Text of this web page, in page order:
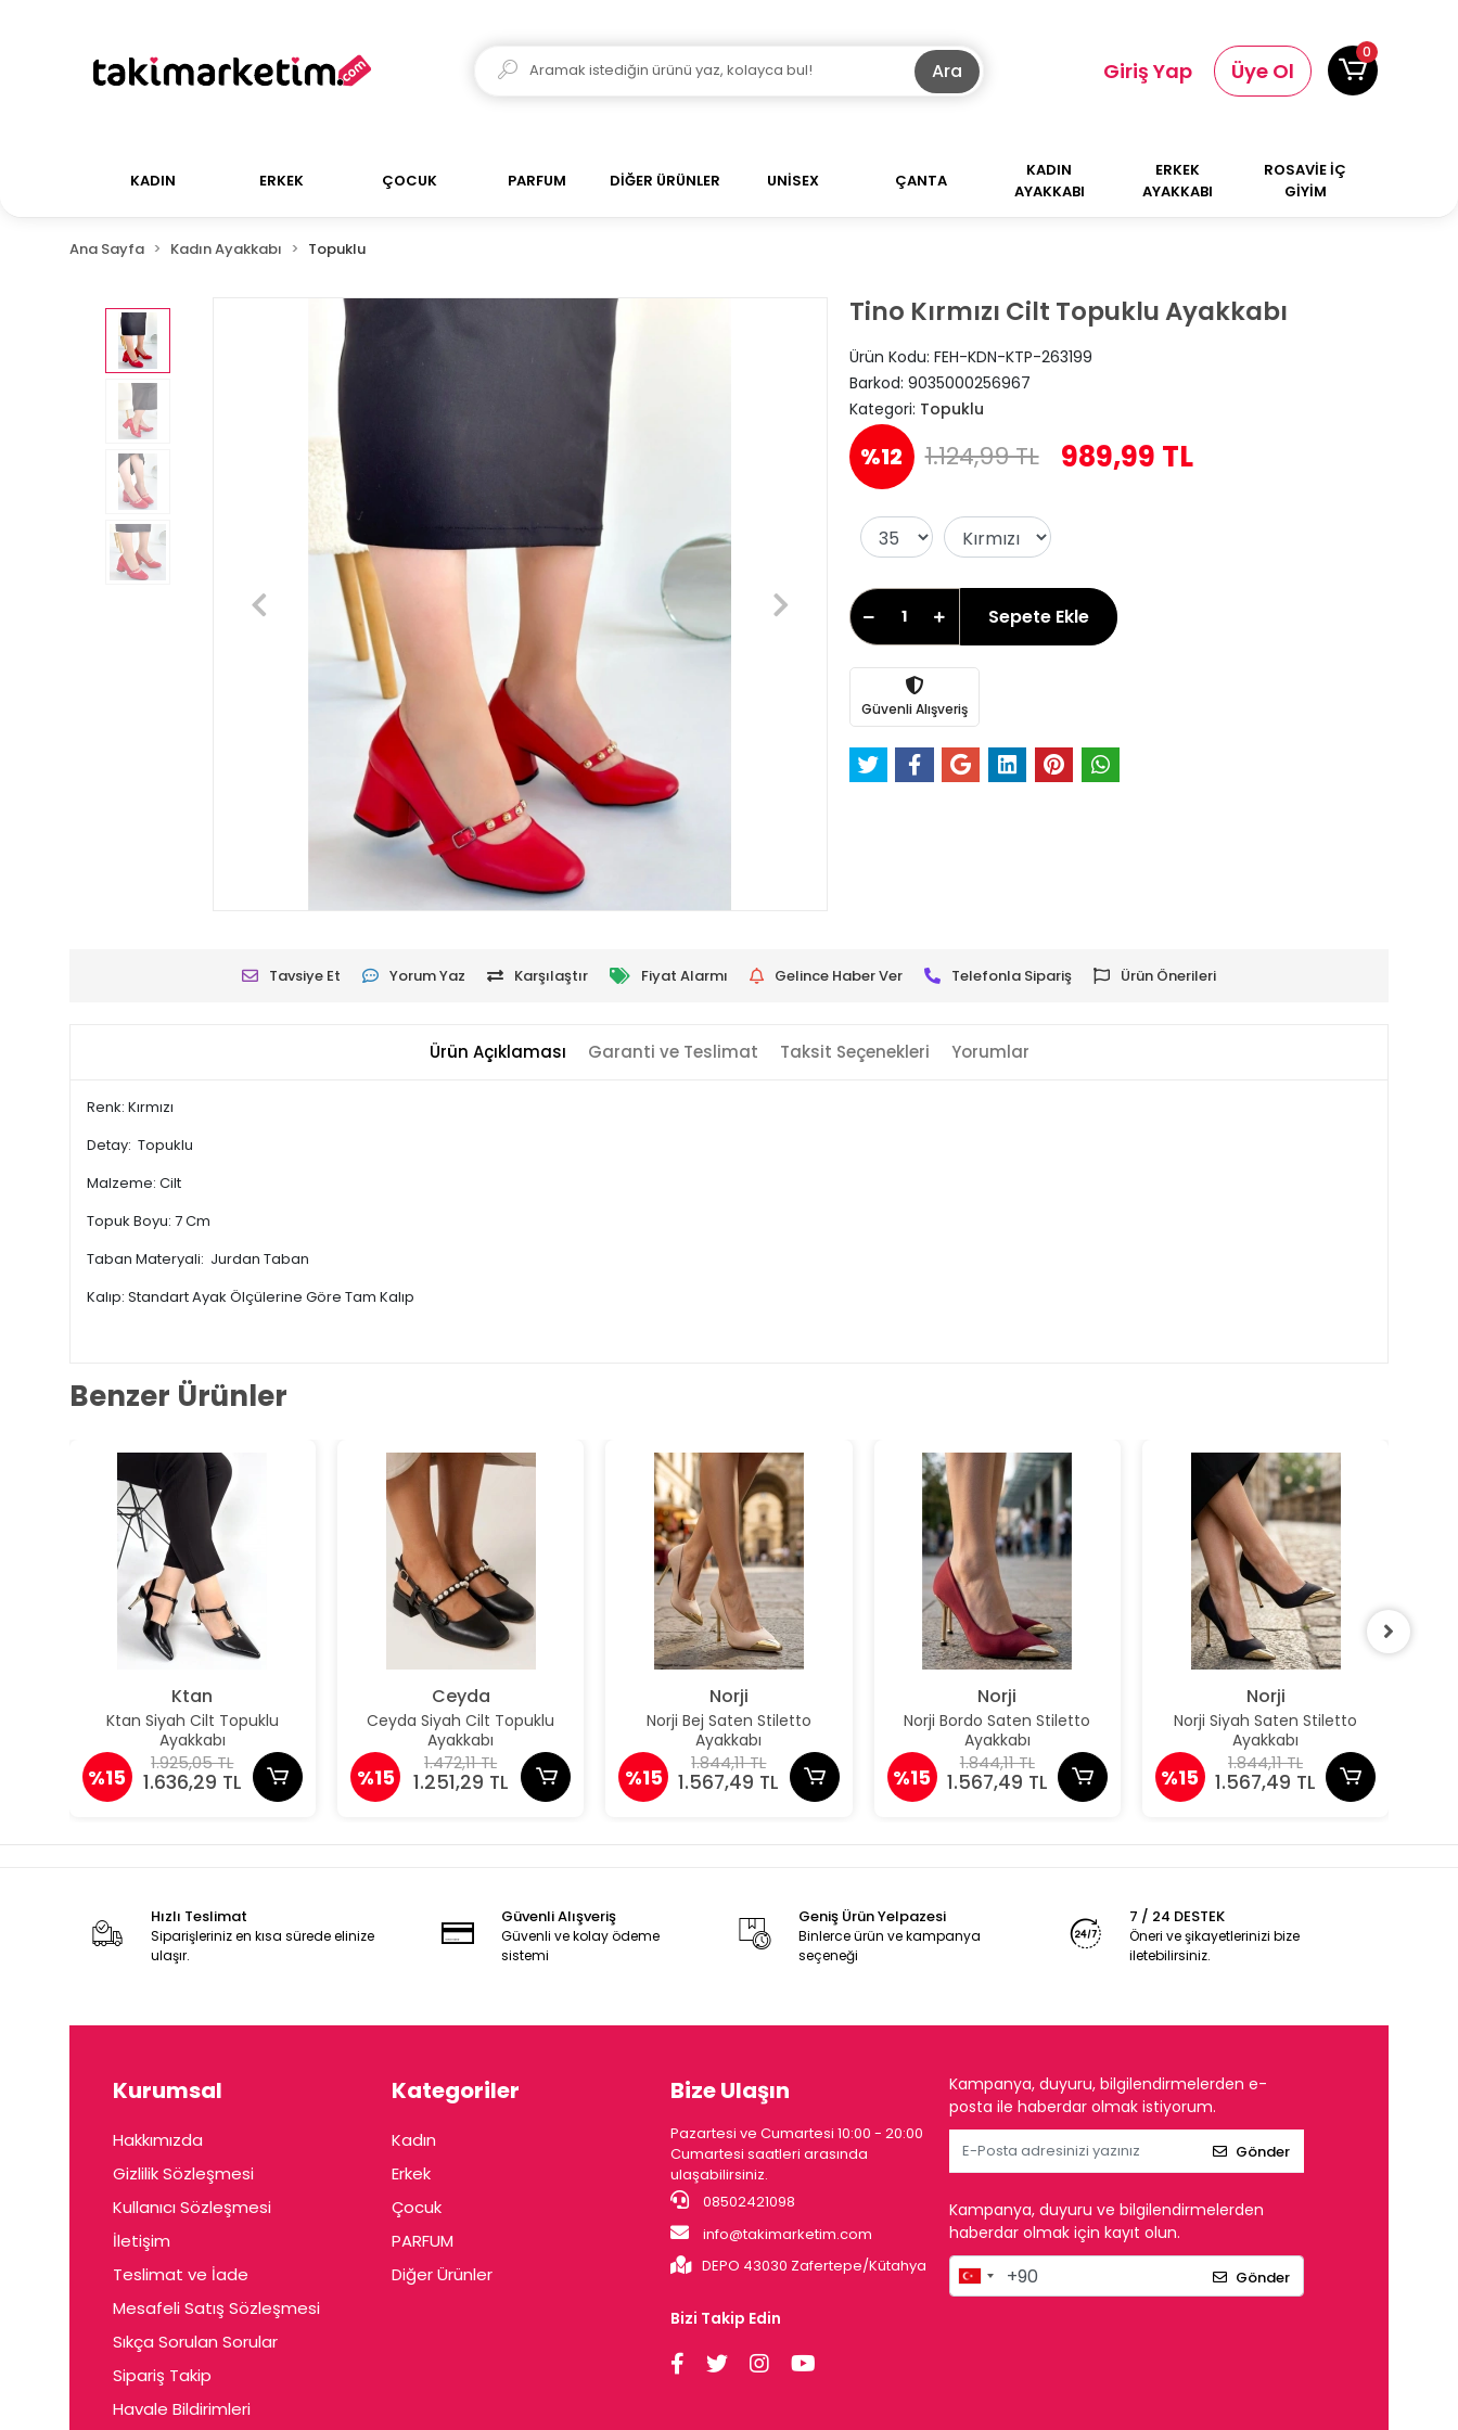
Ara Giriş Yap Üye Ol
0
KADIN ERKEK ÇOCUK PARFUM DİĞER ÜRÜNLER UNİSEX ÇANTA
KADIN
AYAKKABI
ERKEK
AYAKKABI
ROSAVİE İÇ
GİYİM
Ana Sayfa Kadın Ayakkabı Topuklu
Tino Kırmızı Cilt Topuklu Ayakkabı
Ürün Kodu: FEH-KDN-KTP-263199
Barkod: 9035000256967
Kategori: Topuklu
%12 1.124,99 TL 989,99 TL
Sepete Ekle
Güvenli Alışveriş
Tavsiye Et Yorum Yaz Karşılaştır Fiyat Alarmı Gelince Haber Ver Telefonla Sipariş Ürün Önerileri
Ürün Açıklaması Garanti ve Teslimat Taksit Seçenekleri Yorumlar
Renk: Kırmızı
Detay: Topuklu
Malzeme: Cilt
Topuk Boyu: 7 Cm
Taban Materyali: Jurdan Taban
Kalıp: Standart Ayak Ölçülerine Göre Tam Kalıp
Benzer Ürünler
Ktan
Ktan Siyah Cilt Topuklu
Ayakkabı
%15
1.925,05 TL
1.636,29 TL
Ceyda
Ceyda Siyah Cilt Topuklu
Ayakkabı
%15
1.472,11 TL
1.251,29 TL
Norji
Norji Bej Saten Stiletto
Ayakkabı
%15
1.844,11 TL
1.567,49 TL
Norji
Norji Bordo Saten Stiletto
Ayakkabı
%15
1.844,11 TL
1.567,49 TL
Norji
Norji Siyah Saten Stiletto
Ayakkabı
%15
1.844,11 TL
1.567,49 TL
Hızlı Teslimat
Siparişleriniz en kısa sürede elinize
ulaşır.
Güvenli Alışveriş
Güvenli ve kolay ödeme
sistemi
Geniş Ürün Yelpazesi
Binlerce ürün ve kampanya
seçeneği
7 / 24 DESTEK
Öneri ve şikayetlerinizi bize
iletebilirsiniz.
Kurumsal
Hakkımızda
Gizlilik Sözleşmesi
Kullanıcı Sözleşmesi
İletişim
Teslimat ve İade
Mesafeli Satış Sözleşmesi
Sıkça Sorulan Sorular
Sipariş Takip
Havale Bildirimleri
Kategoriler
Kadın
Erkek
Çocuk
PARFUM
Diğer Ürünler
Bize Ulaşın
Pazartesi ve Cumartesi 10:00 - 20:00
Cumartesi saatleri arasında
ulaşabilirsiniz.
08502421098
info@takimarketim.com
DEPO 43030 Zafertepe/Kütahya
Bizi Takip Edin
Kampanya, duyuru, bilgilendirmelerden e-
posta ile haberdar olmak istiyorum.
Gönder
Kampanya, duyuru ve bilgilendirmelerden
haberdar olmak için kayıt olun.
Gönder